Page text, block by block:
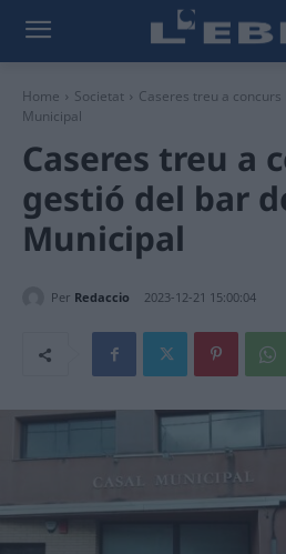
Home Societat
Caseres treu a
Municipal
Caseres treu a
gestió del bar
Municipal
Per Redaccio 2023-12-21 15:00:04